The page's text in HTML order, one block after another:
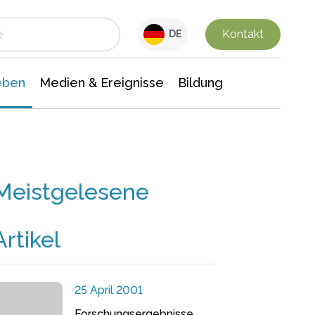
DE Kontakt
Medien & Ereignisse Bildung
25 April 2001